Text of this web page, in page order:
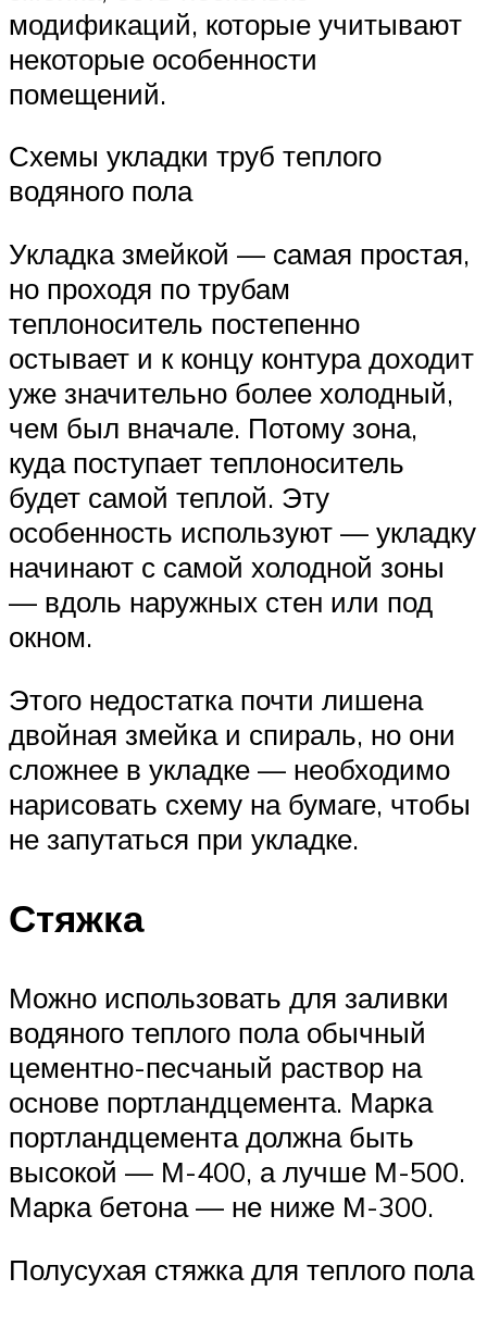
модификаций, которые учитывают
некоторые особенности
помещений.
Схемы укладки труб теплого
водяного пола
Укладка змейкой — самая простая,
но проходя по трубам
теплоноситель постепенно
остывает и к концу контура доходит
уже значительно более холодный,
чем был вначале. Потому зона,
куда поступает теплоноситель
будет самой теплой. Эту
особенность используют — укладку
начинают с самой холодной зоны
— вдоль наружных стен или под
окном.
Этого недостатка почти лишена
двойная змейка и спираль, но они
сложнее в укладке — необходимо
нарисовать схему на бумаге, чтобы
не запутаться при укладке.
Стяжка
Можно использовать для заливки
водяного теплого пола обычный
цементно-песчаный раствор на
основе портландцемента. Марка
портландцемента должна быть
высокой — М-400, а лучше М-500.
Марка бетона — не ниже М-300.
Полусухая стяжка для теплого пола